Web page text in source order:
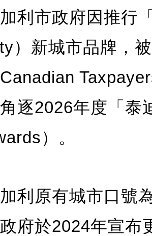
利市政府因推行
）新城市品牌，
Canadian
逐2026年度「泰
）。
利原有城市口號
府於2024年宣布